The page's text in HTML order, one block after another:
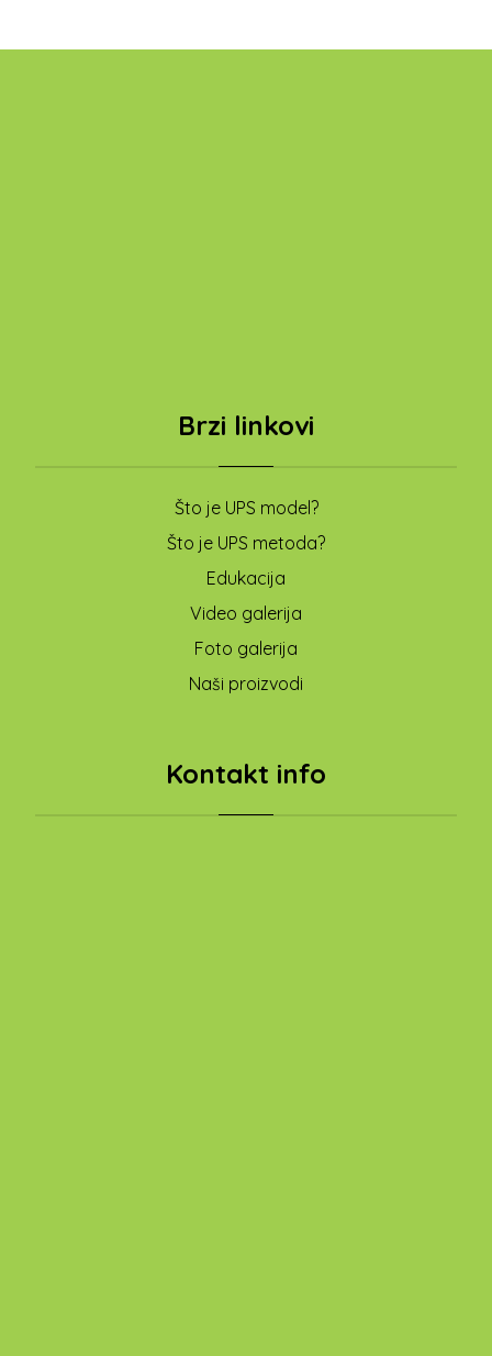
Brzi linkovi
Što je UPS model?
Što je UPS metoda?
Edukacija
Video galerija
Foto galerija
Naši proizvodi
Kontakt info